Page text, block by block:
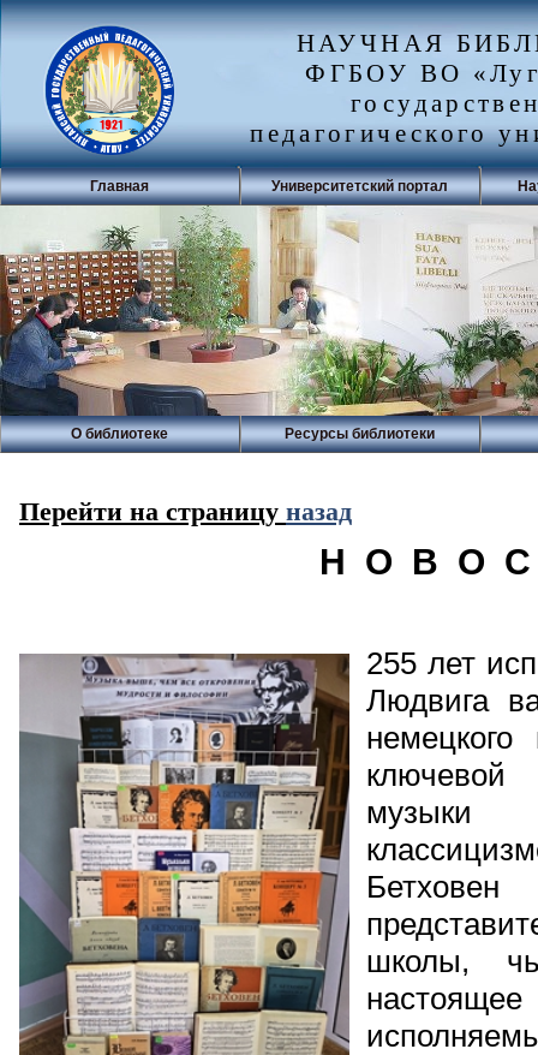
НАУЧНАЯ
ФГБОУ ВО
педагогического
Главная Университетский портал
О библиотеке Ресурсы библиотеки
Перейти на страницу назад
Н О В О
255 лет
Людвига
школы,